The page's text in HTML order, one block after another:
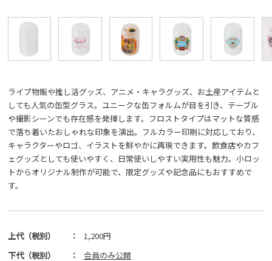
ライブ物販や推し活グッズ、アニメ・キャラグッズ、お土産アイテムと
しても人気の缶型グラス。ユニークな缶フォルムが目を引き、テーブル
や撮影シーンでも存在感を発揮します。フロストタイプはマットな質感
で落ち着いたおしゃれな印象を演出。フルカラー印刷に対応しており、
キャラクターやロゴ、イラストを鮮やかに再現できます。飲食店やカフ
ェグッズとしても使いやすく、日常使いしやすい実用性も魅力。小ロッ
トからオリジナル制作が可能で、限定グッズや記念品にもおすすめで
す。
上代（税別） ：
1,200円
下代（税別）
：
会員のみ公開